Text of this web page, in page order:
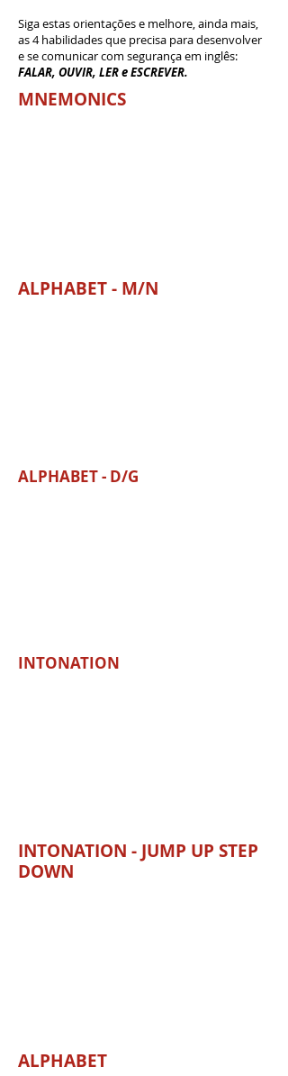
Siga estas orientações e melhore, ainda mais,
as 4 habilidades que precisa para desenvolver
e se comunicar com segurança em inglês:
FALAR, OUVIR, LER e ESCREVER.
MNEMONICS
ALPHABET - M/N
ALPHABET - D/G
INTONATION
INTONATION - JUMP UP STEP
DOWN
ALPHABET